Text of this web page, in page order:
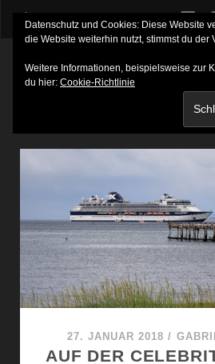
27. JANUAR 2018 /
AUF DER
Datenschutz und Cookies: Diese Website
die Website weiterhin nutzt, stimmst du der
Weitere Informationen, beispielsweise zur
du hier: Cookie-Richtlinie